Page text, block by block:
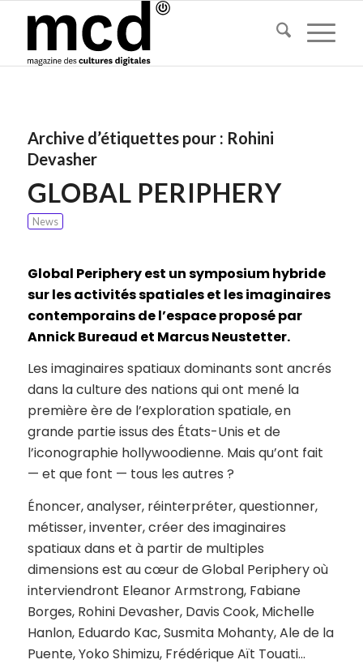
Archive d’étiquettes pour : Rohini
Devasher
GLOBAL PERIPHERY
News
Global Periphery est un symposium hybride
sur les activités spatiales et les imaginaires
contemporains de l’espace proposé par
Annick Bureaud et Marcus Neustetter.
Les imaginaires spatiaux dominants sont ancrés
dans la culture des nations qui ont mené la
première ère de l’exploration spatiale, en
grande partie issus des États-Unis et de
l’iconographie hollywoodienne. Mais qu’ont fait
— et que font — tous les autres ?
Énoncer, analyser, réinterpréter, questionner,
métisser, inventer, créer des imaginaires
spatiaux dans et à partir de multiples
dimensions est au cœur de Global Periphery où
interviendront Eleanor Armstrong, Fabiane
Borges, Rohini Devasher, Davis Cook, Michelle
Hanlon, Eduardo Kac, Susmita Mohanty, Ale de la
Puente, Yoko Shimizu, Frédérique Aït Touati…